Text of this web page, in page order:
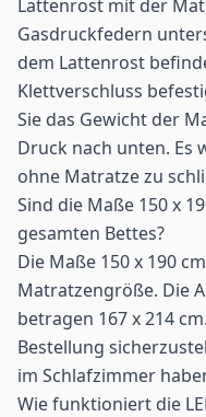
Lattenrost mit der
Gasdruckfedern
dem Lattenrost
Klettverschluss
Sie das Gewicht der
Druck nach unten. Es
ohne Matratze zu
Sind die Maße 150 x
gesamten Bettes?
Die Maße 150 x 190
Matratzengröße. Die
betragen 167 x 214
Bestellung
im Schlafzimmer
Wie funktioniert die